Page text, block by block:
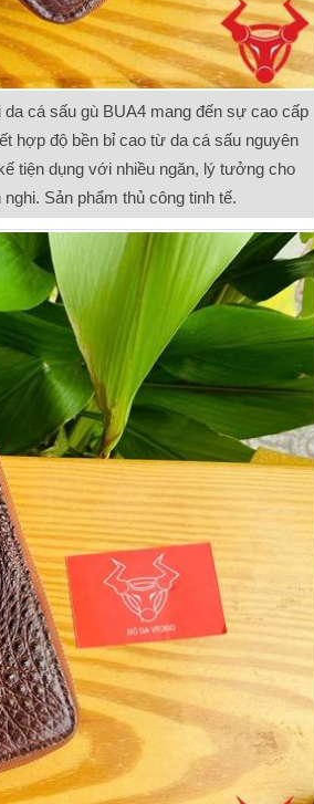
cá sấu gù BUA4 mang đến sự cao cấp
hợp độ bền bỉ cao từ da cá sấu nguyên
tiện dụng với nhiều ngăn, lý tưởng cho
Sản phẩm thủ công tinh tế.